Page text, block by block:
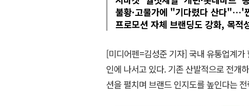
불황·고물가에 "기다렸다 산다"…'
프로모션 자체 브랜딩도 강화, 목적
[미디어펜=김성준 기자] 국내 유통업계
인에 나서고 있다. 기존 산발적으로 전개
션을 펼치며 브랜드 인지도를 높인다는